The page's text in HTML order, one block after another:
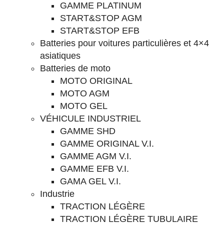
GAMME PLATINUM
START&STOP AGM
START&STOP EFB
Batteries pour voitures particulières et 4×4
asiatiques
Batteries de moto
MOTO ORIGINAL
MOTO AGM
MOTO GEL
VÉHICULE INDUSTRIEL
GAMME SHD
GAMME ORIGINAL V.I.
GAMME AGM V.I.
GAMME EFB V.I.
GAMA GEL V.I.
Industrie
TRACTION LÉGÈRE
TRACTION LÉGÈRE TUBULAIRE